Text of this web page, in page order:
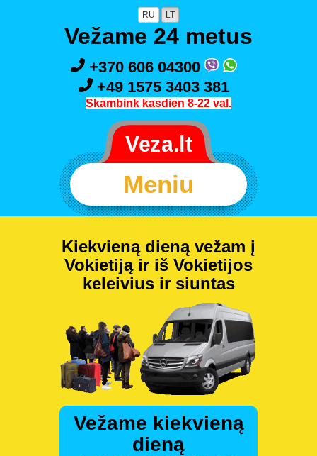
RU LT
Vežame 24 metus
+370 606 04300
+49 1575 3403 381
Skambink kasdien 8-22 val.
Meniu
Kiekvieną dieną vežam į
Vokietiją ir iš Vokietijos
keleivius ir siuntas
Vežame kiekvieną
dieną